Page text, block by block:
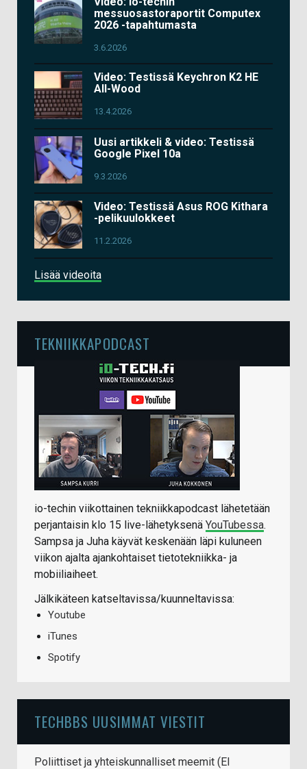
messuosastoraportit Computex
2026 -tapahtumasta
3.6.2026
Video: Testissä Keychron K2 HE
All-Wood
13.4.2026
Uusi artikkeli & video: Testissä
Google Pixel 10a
9.3.2026
Video: Testissä Asus ROG Kithara
-pelikuulokkeet
11.2.2026
Lisää videoita
TEKNIIKKAPODCAST
io-techin viikottainen tekniikkapodcast lähetetään
perjantaisin klo 15 live-lähetyksenä YouTubessa.
Sampsa ja Juha käyvät keskenään läpi kuluneen
viikon ajalta ajankohtaiset tietotekniikka- ja
mobiiliaiheet.
Jälkikäteen katseltavissa/kuunneltavissa:
Youtube
iTunes
Spotify
TECHBBS UUSIMMAT VIESTIT
Poliittiset ja yhteiskunnalliset meemit (EI